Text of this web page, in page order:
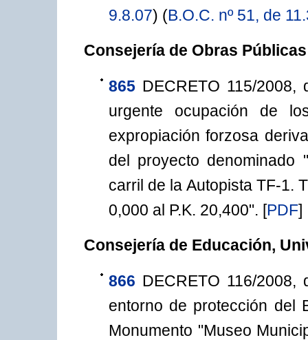
9.8.07) (B.O.C. nº 51, de
Consejería de Obras
865 DECRETO 115/
urgente ocupación de
expropiación forzosa
del proyecto denominado
carril de la Autopista TF-1.
0,000 al P.K. 20,400". [PDF]
Consejería de Educación,
866 DECRETO 116/
entorno de protección del
Monumento "Museo